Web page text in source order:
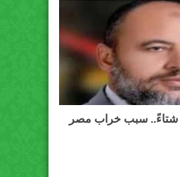
شتاءً.. سبب خراب مصر